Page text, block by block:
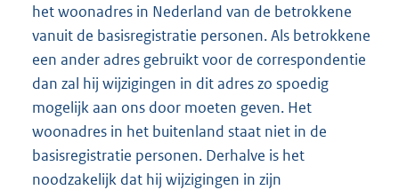
het woonadres in Nederland van de betrokkene
vanuit de basisregistratie personen. Als betrokkene
een ander adres gebruikt voor de correspondentie
dan zal hij wijzigingen in dit adres zo spoedig
mogelijk aan ons door moeten geven. Het
woonadres in het buitenland staat niet in de
basisregistratie personen. Derhalve is het
noodzakelijk dat hij wijzigingen in zijn